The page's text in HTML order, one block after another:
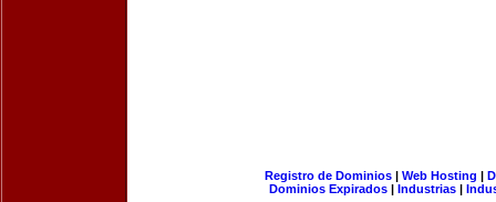
Registro de Dominios| Web Hosting |
Dominios Expirados | Industrias |